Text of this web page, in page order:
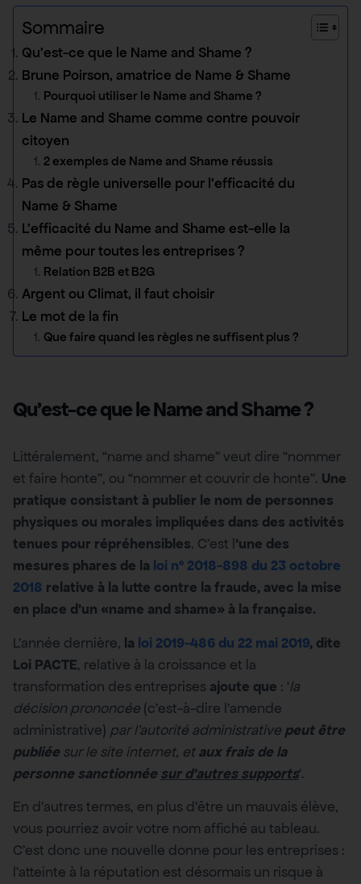
Sommaire
Qu’est-ce que le Name and Shame ?
Brune Poirson, amatrice de Name & Shame
Pourquoi utiliser le Name and Shame ?
Le Name and Shame comme contre pouvoir
citoyen
2 exemples de Name and Shame réussis
Pas de règle universelle pour l’efficacité du
Name & Shame
L’efficacité du Name and Shame est-elle la
même pour toutes les entreprises ?
Relation B2B et B2G
Argent ou Climat, il faut choisir
Le mot de la fin
Que faire quand les règles ne suffisent plus ?
Qu’est-ce que le Name and Shame ?
Littéralement, “name and shame” veut dire “nommer
et faire honte”, ou “nommer et couvrir de honte”. Une
pratique consistant à publier le nom de personnes
physiques ou morales impliquées dans des activités
tenues pour répréhensibles. C’est l’une des
mesures phares de la loi n° 2018-898 du 23 octobre
2018 relative à la lutte contre la fraude, avec la mise
en place d’un «name and shame» à la française.
L’année dernière, la loi 2019-486 du 22 mai 2019, dite
Loi PACTE, relative à la croissance et la
transformation des entreprises ajoute que : ‘la
décision prononcée (c’est-à-dire l’amende
administrative) par l’autorité administrative peut être
publiée sur le site internet, etaux frais de la
personne sanctionnée sur d’autres supports‘.
En d’autres termes, en plus d’être un mauvais élève,
vous pourriez avoir votre nom affiché au tableau.
C’est donc une nouvelle donne pour les entreprises :
l’atteinte à la réputation est désormais un risque à